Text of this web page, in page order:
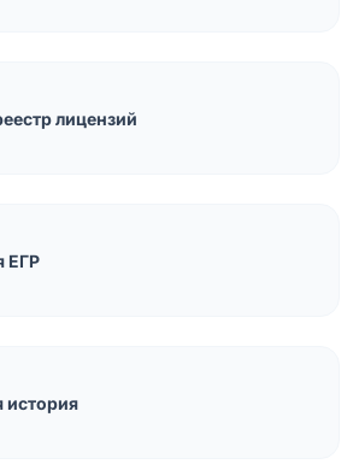
лицензий
ЕГР
история